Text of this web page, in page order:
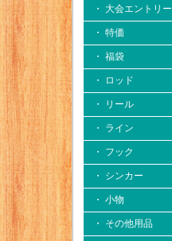
・ 大会エントリー
・ 特価
・ 福袋
・ ロッド
・ リール
・ ライン
・ フック
・ シンカー
・ 小物
・ その他用品